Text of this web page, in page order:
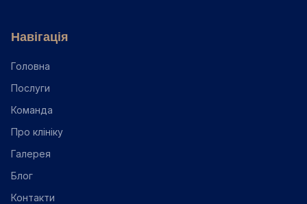
Навігація
Головна
Послуги
Команда
Про клініку
Галерея
Блог
Контакти